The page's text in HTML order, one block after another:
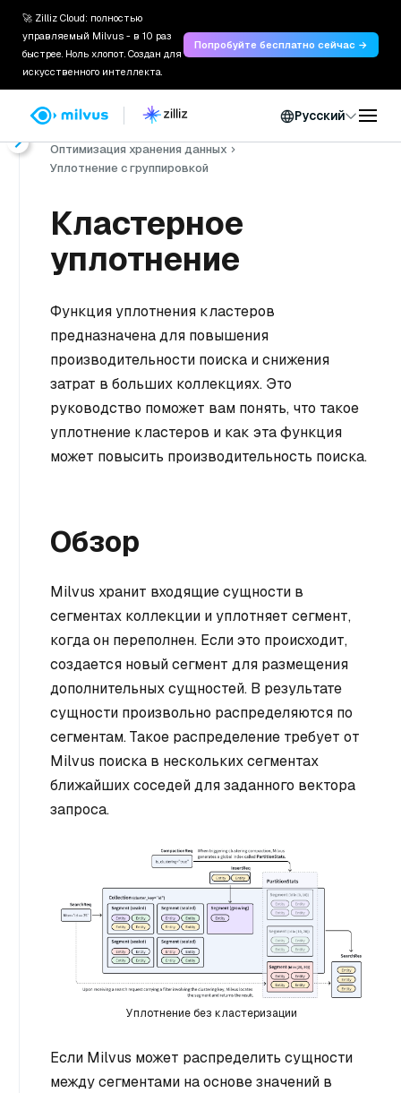
🚀 Zilliz Cloud: полностью
управляемый Milvus - в 10 раз
быстрее. Ноль хлопот. Создан для
искусственного интеллекта.
Попробуйте бесплатно сейчас →
Русский
Оптимизация хранения данных
Уплотнение с группировкой
Кластерное
уплотнение
Функция уплотнения кластеров
предназначена для повышения
производительности поиска и снижения
затрат в больших коллекциях. Это
руководство поможет вам понять, что такое
уплотнение кластеров и как эта функция
может повысить производительность поиска.
Обзор
Milvus хранит входящие сущности в
сегментах коллекции и уплотняет сегмент,
когда он переполнен. Если это происходит,
создается новый сегмент для размещения
дополнительных сущностей. В результате
сущности произвольно распределяются по
сегментам. Такое распределение требует от
Milvus поиска в нескольких сегментах
ближайших соседей для заданного вектора
запроса.
Уплотнение без кластеризации
Если Milvus может распределить сущности
между сегментами на основе значений в